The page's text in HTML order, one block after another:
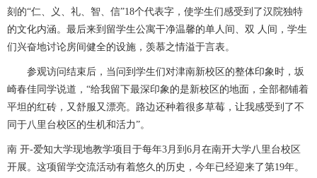
刻的“仁、义、礼、智、信”18个代表字，使学生们感受到了汉院独特
的文化内涵。最后来到留学生公寓干净温馨的单人间、双 人间，学生
们兴奋地讨论房间健全的设施，羡慕之情溢于言表。
参观访问结束后，当问到学生们对津南新校区的整体印象时，坂
崎春佳同学说道，“给我留下最深印象的是新校区的地面，全部都铺着
平坦的红砖，又舒服又漂亮。路边还种着很多草莓，让我感受到了不
同于八里台校区的生机和活力”。
南 开-爱知大学现地教学项目于每年3月到6月在南开大学八里台校区
开展。这项留学交流活动有着悠久的历史，今年已经迎来了第19年。